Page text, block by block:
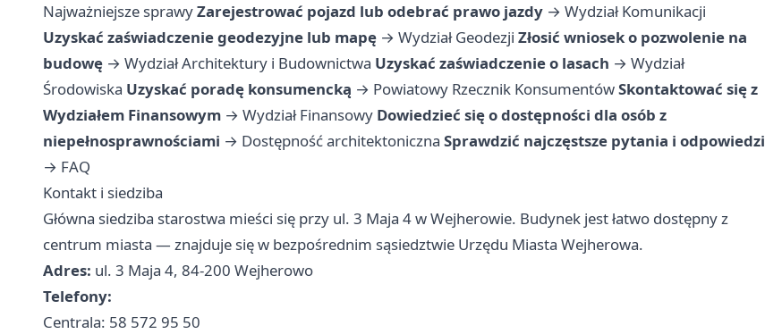
Najważniejsze sprawyZarejestrować pojazd lub odebrać prawo jazdy → Wydział Komunikacji
Uzyskać zaświadczenie geodezyjne lub mapę → Wydział Geodezji Złosić wniosek o pozwolenie na
budowę → Wydział Architektury i Budownictwa Uzyskać zaświadczenie o lasach → Wydział
Środowiska Uzyskać poradę konsumencką → Powiatowy Rzecznik KonsumentówSkontaktować się z
Wydziałem Finansowym → Wydział Finansowy Dowiedzieć się o dostępności dla osób z
niepełnosprawnościami → Dostępność architektoniczna Sprawdzić najczęstsze pytania i odpowiedzi
→ FAQ
Kontakt i siedziba
Główna siedziba starostwa mieści się przy ul. 3 Maja 4 w Wejherowie. Budynek jest łatwo dostępny z
centrum miasta — znajduje się w bezpośrednim sąsiedztwie Urzędu Miasta Wejherowa.
Adres: ul. 3 Maja 4, 84-200 Wejherowo
Telefony:
Centrala: 58 572 95 50